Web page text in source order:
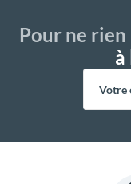
Pour ne rien
à